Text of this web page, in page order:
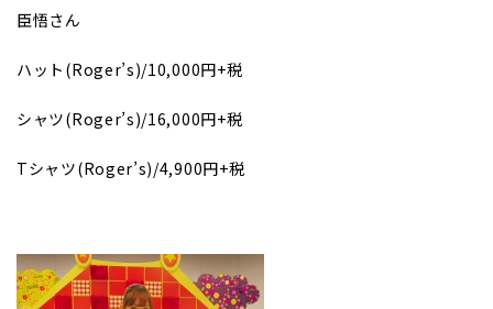
臣悟さん
ハット(Roger’s)/10,000円+税
シャツ(Roger’s)/16,000円+税
Tシャツ(Roger’s)/4,900円+税